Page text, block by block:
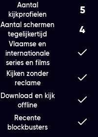
Aantal
kijkprofielen
5
Aantal schermen
tegelijkertijd
4
Vlaamse en
internationale
series en films
Kijken zonder
reclame
Download en kijk
offline
Recente
blockbusters